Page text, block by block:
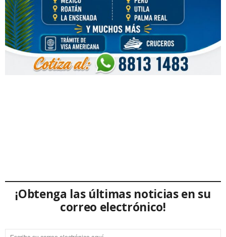
¡Obtenga las últimas noticias en su
correo electrónico!